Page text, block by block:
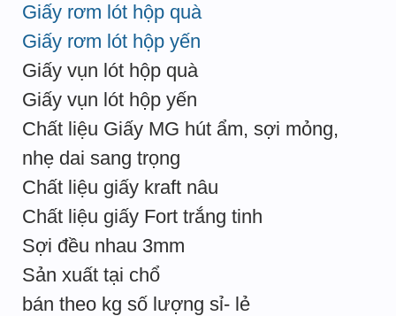
Giấy rơm lót hộp quà
Giấy rơm lót hộp yến
Giấy vụn lót hộp quà
Giấy vụn lót hộp yến
Chất liệu Giấy MG hút ẩm, sợi mỏng,
nhẹ dai sang trọng
Chất liệu giấy kraft nâu
Chất liệu giấy Fort trắng tinh
Sợi đều nhau 3mm
Sản xuất tại chổ
bán theo kg số lượng sỉ- lẻ